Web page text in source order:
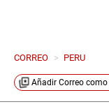
CORREO > PERU
Añadir Correo como